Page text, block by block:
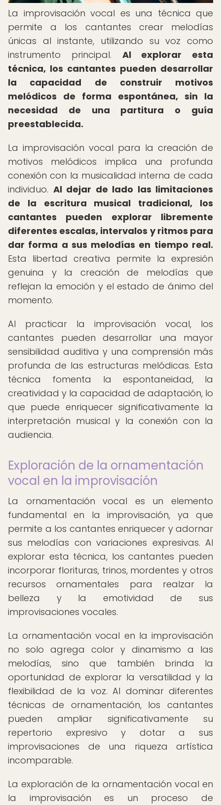
La improvisación vocal es una técnica que
permite a los cantantes crear melodías
únicas al instante, utilizando su voz como
instrumento principal. Al explorar esta
técnica, los cantantes pueden desarrollar
la capacidad de construir motivos
melódicos de forma espontánea, sin la
necesidad de una partitura o guía
preestablecida.
La improvisación vocal para la creación de
motivos melódicos implica una profunda
conexión con la musicalidad interna de cada
individuo. Al dejar de lado las limitaciones
de la escritura musical tradicional, los
cantantes pueden explorar libremente
diferentes escalas, intervalos y ritmos para
dar forma a sus melodías en tiempo real.
Esta libertad creativa permite la expresión
genuina y la creación de melodías que
reflejan la emoción y el estado de ánimo del
momento.
Al practicar la improvisación vocal, los
cantantes pueden desarrollar una mayor
sensibilidad auditiva y una comprensión más
profunda de las estructuras melódicas. Esta
técnica fomenta la espontaneidad, la
creatividad y la capacidad de adaptación, lo
que puede enriquecer significativamente la
interpretación musical y la conexión con la
audiencia.
Exploración de la ornamentación
vocal en la improvisación
La ornamentación vocal es un elemento
fundamental en la improvisación, ya que
permite a los cantantes enriquecer y adornar
sus melodías con variaciones expresivas. Al
explorar esta técnica, los cantantes pueden
incorporar florituras, trinos, mordentes y otros
recursos ornamentales para realzar la
belleza y la emotividad de sus
improvisaciones vocales.
La ornamentación vocal en la improvisación
no solo agrega color y dinamismo a las
melodías, sino que también brinda la
oportunidad de explorar la versatilidad y la
flexibilidad de la voz. Al dominar diferentes
técnicas de ornamentación, los cantantes
pueden ampliar significativamente su
repertorio expresivo y dotar a sus
improvisaciones de una riqueza artística
incomparable.
La exploración de la ornamentación vocal en
la improvisación es un proceso de